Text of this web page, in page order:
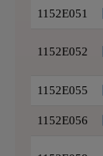
1152E051
1152E052
1152E055
1152E056